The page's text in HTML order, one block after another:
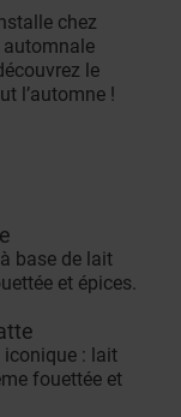
chez
le
l’automne !
base de lait
et épices.
iconique : lait
fouettée et